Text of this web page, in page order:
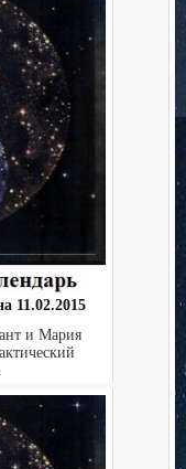
11.02.2015
и Мария